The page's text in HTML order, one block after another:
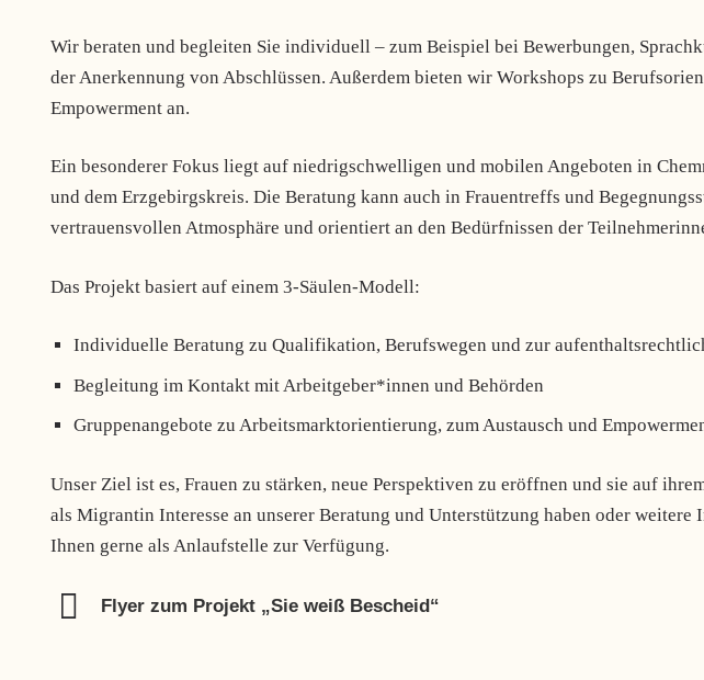
Wir beraten und begleiten Sie individuell – zum Beispiel bei Bewerbungen,
der Anerkennung von Abschlüssen. Außerdem bieten wir Workshops zu
Empowerment an.
Ein besonderer Fokus liegt auf niedrigschwelligen und mobilen Angeboten in
und dem Erzgebirgskreis. Die Beratung kann auch in Frauentreffs und
vertrauensvollen Atmosphäre und orientiert an den Bedürfnissen der
Das Projekt basiert auf einem 3-Säulen-Modell:
Individuelle Beratung zu Qualifikation, Berufswegen und zur
Begleitung im Kontakt mit Arbeitgeber*innen und Behörden
Gruppenangebote zu Arbeitsmarktorientierung, zum Austausch und
Unser Ziel ist es, Frauen zu stärken, neue Perspektiven zu eröffnen und sie auf
als Migrantin Interesse an unserer Beratung und Unterstützung haben oder
Ihnen gerne als Anlaufstelle zur Verfügung.
Flyer zum Projekt „Sie weiß Bescheid“